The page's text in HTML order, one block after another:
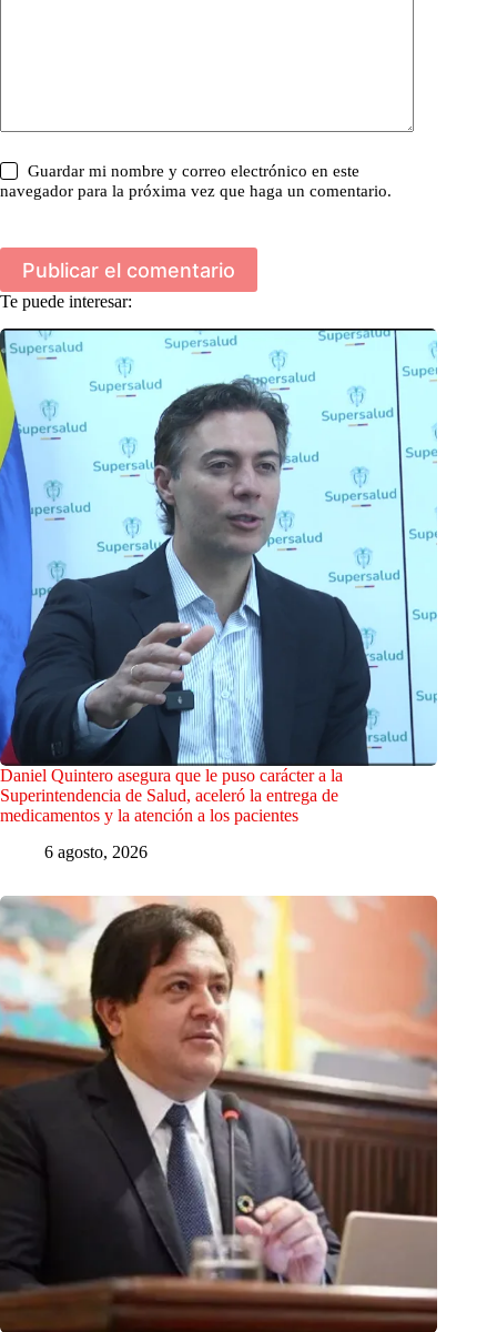
Guardar mi nombre y correo electrónico en este
navegador para la próxima vez que haga un comentario.
Publicar el comentario
Te puede interesar:
Daniel Quintero asegura que le puso carácter a la
Superintendencia de Salud, aceleró la entrega de
medicamentos y la atención a los pacientes
6 agosto, 2026